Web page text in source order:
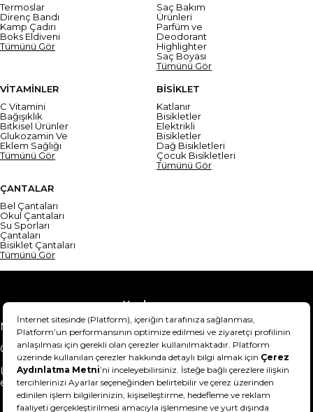
Termoslar
Direnç Bandı
Kamp Çadırı
Boks Eldiveni
Tümünü Gör
Saç Bakım
Ürünleri
Parfüm ve
Deodorant
Highlighter
Saç Boyası
Tümünü Gör
VİTAMİNLER
C Vitamini
Bağışıklık
Bitkisel Ürünler
Glukozamin Ve
Eklem Sağlığı
Tümünü Gör
BİSİKLET
Katlanır
Bisikletler
Elektrikli
Bisikletler
Dağ Bisikletleri
Çocuk Bisikletleri
Tümünü Gör
ÇANTALAR
Bel Çantaları
Okul Çantaları
Su Sporları
Çantaları
Bisiklet Çantaları
Tümünü Gör
Yardım
Mesafeli Satış Sözleşmesi
Teslimat Bilgisi
Gizlilik Sözleşmesi
Şartlar & Koşullar
Ürünümü nasıl iade
edebilirim?
Hakkımızda